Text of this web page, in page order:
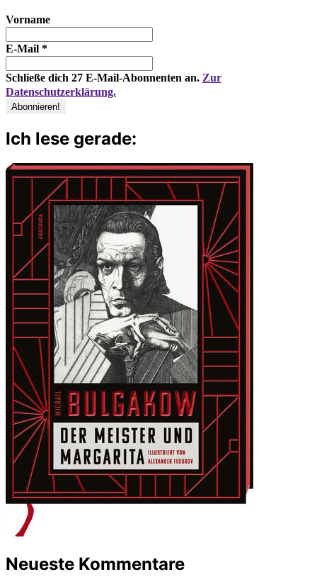
Vorname
E-Mail *
Schließe dich 27 E-Mail-Abonnenten an. Zur
Datenschutzerklärung.
Ich lese gerade:
Neueste Kommentare